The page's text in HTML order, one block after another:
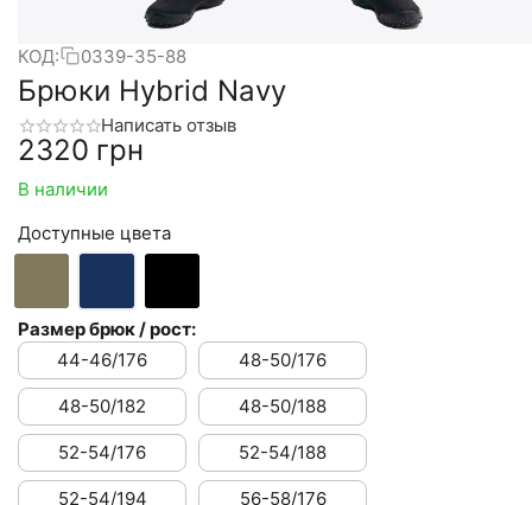
КОД: 0339-35-88
Брюки Hybrid Navy
Написать отзыв
‍2320‍ грн
В наличии
Доступные цвета
Размер брюк / рост:
44-46/176
48-50/176
48-50/182 48-50/188
52-54/176 52-54/188
52-54/194 56-58/176